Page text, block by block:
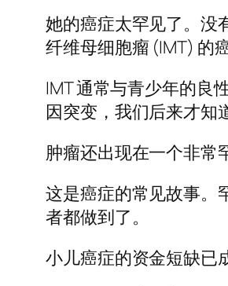
她的癌症太罕见了。没
纤维母细胞瘤 (IMT) 的
IMT 通常与青少年的良
因突变，我们后来才知
肿瘤还出现在一个非常
这是癌症的常见故事。
者都做到了。
小儿癌症的资金短缺已